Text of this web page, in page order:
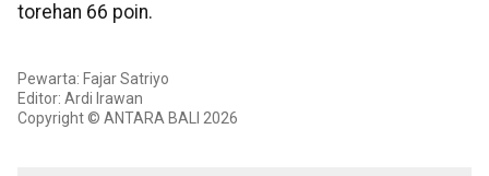
torehan 66 poin.
Pewarta: Fajar Satriyo
Editor: Ardi Irawan
Copyright © ANTARA BALI 2026